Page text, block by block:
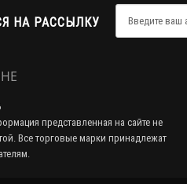
НА РАССЫЛКУ
представленная на сайте не
Все торговые марки принадлежат